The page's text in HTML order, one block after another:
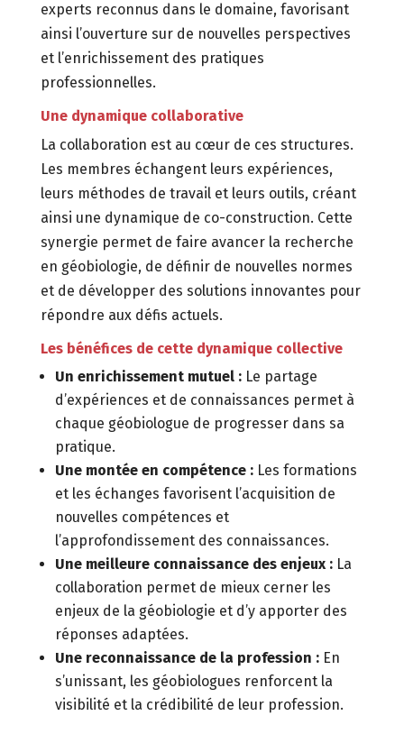
experts reconnus dans le domaine, favorisant
ainsi l’ouverture sur de nouvelles perspectives
et l’enrichissement des pratiques
professionnelles.
Une dynamique collaborative
La collaboration est au cœur de ces structures.
Les membres échangent leurs expériences,
leurs méthodes de travail et leurs outils, créant
ainsi une dynamique de co-construction. Cette
synergie permet de faire avancer la recherche
en géobiologie, de définir de nouvelles normes
et de développer des solutions innovantes pour
répondre aux défis actuels.
Les bénéfices de cette dynamique collective
Un enrichissement mutuel :Le partage
d’expériences et de connaissances permet à
chaque géobiologue de progresser dans sa
pratique.
Une montée en compétence :Les formations
et les échanges favorisent l’acquisition de
nouvelles compétences et
l’approfondissement des connaissances.
Une meilleure connaissance des enjeux :La
collaboration permet de mieux cerner les
enjeux de la géobiologie et d’y apporter des
réponses adaptées.
Une reconnaissance de la profession :En
s’unissant, les géobiologues renforcent la
visibilité et la crédibilité de leur profession.